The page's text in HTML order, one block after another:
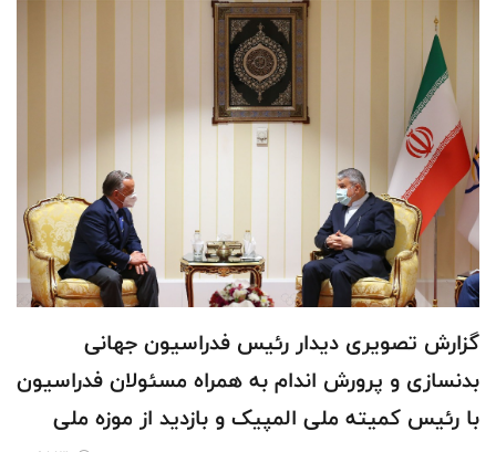
گزارش تصویری دیدار رئیس فدراسیون جهانی
بدنسازی و پرورش اندام به همراه مسئولان فدراسیون
با رئیس کمیته ملی المپیک و بازدید از موزه ملی